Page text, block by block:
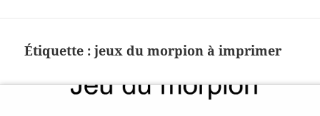
devinettes, pour enfants.
Étiquette :jeux du morpion à imprimer